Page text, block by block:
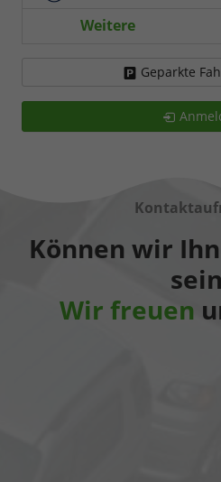
Weitere
Geparkte
Können wir
Wir freuen